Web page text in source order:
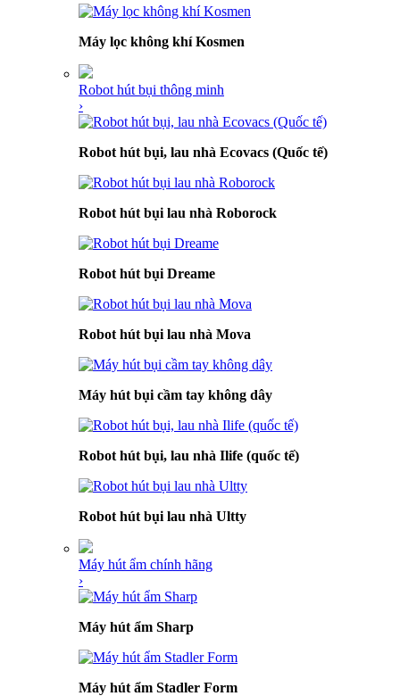
Máy lọc không khí Kosmen
Robot hút bụi thông minh
›
Robot hút bụi, lau nhà Ecovacs (Quốc tế)
Robot hút bụi lau nhà Roborock
Robot hút bụi Dreame
Robot hút bụi lau nhà Mova
Máy hút bụi cầm tay không dây
Robot hút bụi, lau nhà Ilife (quốc tế)
Robot hút bụi lau nhà Ultty
Máy hút ẩm chính hãng
›
Máy hút ẩm Sharp
Máy hút ẩm Stadler Form